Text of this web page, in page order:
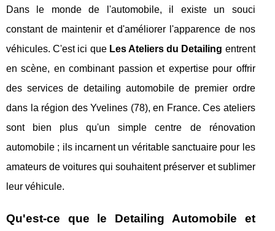
Dans le monde de l'automobile, il existe un souci
constant de maintenir et d'améliorer l'apparence de nos
véhicules. C'est ici que Les Ateliers du Detailing entrent
en scène, en combinant passion et expertise pour offrir
des services de detailing automobile de premier ordre
dans la région des Yvelines (78), en France. Ces ateliers
sont bien plus qu'un simple centre de rénovation
automobile ; ils incarnent un véritable sanctuaire pour les
amateurs de voitures qui souhaitent préserver et sublimer
leur véhicule.
Qu'est-ce que le Detailing Automobile et